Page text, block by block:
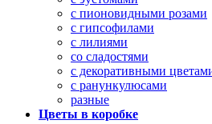
с пионовидными розами
с гипсофилами
с лилиями
со сладостями
с декоративными
с ранункулюсами
разные
Цветы в коробке